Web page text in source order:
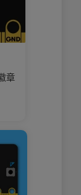
章